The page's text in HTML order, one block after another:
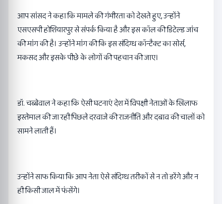
आप सांसद ने कहा कि मामले की गंभीरता को देखते हुए, उन्होंने
एसएसपी होशियारपुर से संपर्क किया है और इस कॉल की डिटेल्ड जांच
की मांग की है। उन्होंने मांग की कि इस संदिग्ध कॉन्टैक्ट का सोर्स,
मकसद और इसके पीछे के लोगों की पहचान की जाए।
डॉ. चब्बेवाल ने कहा कि ऐसी घटनाएं देश में विपक्षी नेताओं के खिलाफ
इस्तेमाल की जा रही पिछले दरवाजे की राजनीति और दबाव की चालों को
सामने लाती हैं।
उन्होंने साफ किया कि आप नेता ऐसे संदिग्ध तरीकों से न तो डरेंगे और न
ही किसी जाल में फंसेंगे।